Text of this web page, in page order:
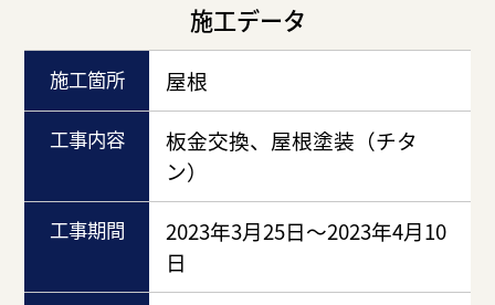
施工データ
施工箇所 屋根
工事内容
板金交換、屋根塗装（チタ
ン）
工事期間
2023年3月25日～2023年4月10
日